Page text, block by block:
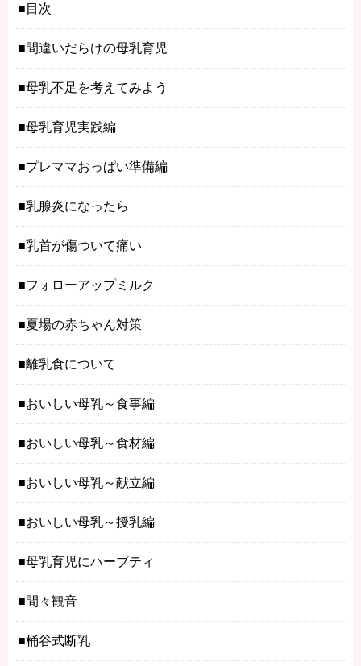
目次
間違いだらけの母乳育児
母乳不足を考えてみよう
母乳育児実践編
プレママおっぱい準備編
乳腺炎になったら
乳首が傷ついて痛い
フォローアップミルク
夏場の赤ちゃん対策
離乳食について
おいしい母乳～食事編
おいしい母乳～食材編
おいしい母乳～献立編
おいしい母乳～授乳編
母乳育児にハーブティ
間々観音
桶谷式断乳